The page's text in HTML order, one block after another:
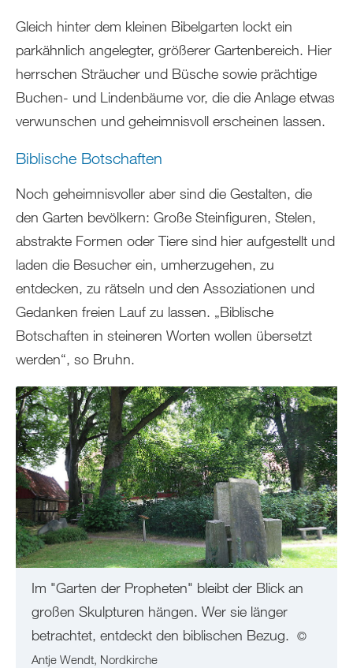
Gleich hinter dem kleinen Bibelgarten lockt ein
parkähnlich angelegter, größerer Gartenbereich. Hier
herrschen Sträucher und Büsche sowie prächtige
Buchen- und Lindenbäume vor, die die Anlage etwas
verwunschen und geheimnisvoll erscheinen lassen.
Biblische Botschaften
Noch geheimnisvoller aber sind die Gestalten, die
den Garten bevölkern: Große Steinfiguren, Stelen,
abstrakte Formen oder Tiere sind hier aufgestellt und
laden die Besucher ein, umherzugehen, zu
entdecken, zu rätseln und den Assoziationen und
Gedanken freien Lauf zu lassen. „Biblische
Botschaften in steineren Worten wollen übersetzt
werden“, so Bruhn.
Im "Garten der Propheten" bleibt der Blick an
großen Skulpturen hängen. Wer sie länger
betrachtet, entdeckt den biblischen Bezug.
©
Antje Wendt, Nordkirche